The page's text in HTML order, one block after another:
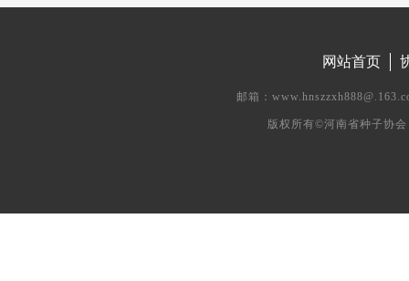
网站首页
邮箱：
版权所有©河南省种子协